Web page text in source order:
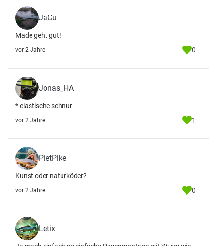
JaCu
Made geht gut!
vor 2 Jahre 0
Jonas_HA
* elastische schnur
vor 2 Jahre 1
PietPike
Kunst oder naturköder?
vor 2 Jahre 0
Letix